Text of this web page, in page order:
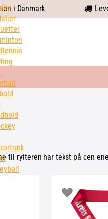
i Danmark
til rytteren har tekst på den